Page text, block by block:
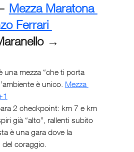
Mezza Maratona
Ferrari
→
una mezza “che ti porta
è unico. Mezza
2 checkpoint: km 7 e km
già “alto”, rallenti subito
è una gara dove la
del coraggio.